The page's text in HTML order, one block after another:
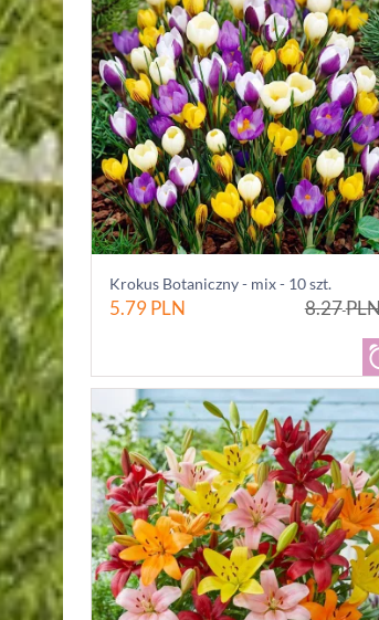
Krokus Botaniczny - mix - 10 szt.
5.79PLN 8.27